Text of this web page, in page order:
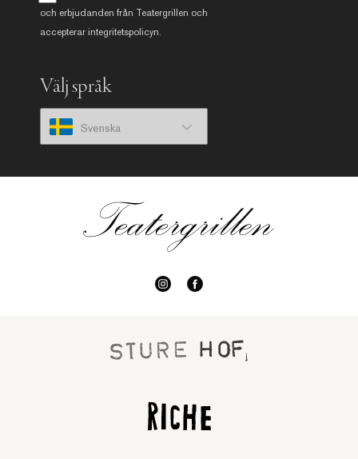
och erbjudanden från Teatergrillen och
accepterar integritetspolicyn
Välj språk
Svenska